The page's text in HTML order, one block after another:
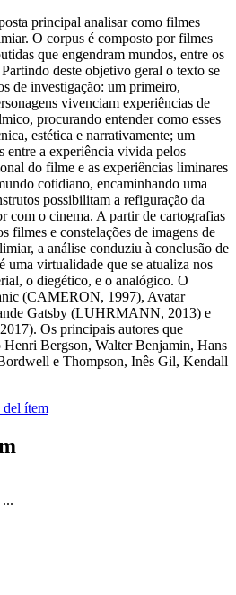
principal analisar como filmes
O corpus é composto por filmes
que engendram mundos, entre os
deste objetivo geral o texto se
de investigação: um primeiro,
vivenciam experiências de
procurando entender como esses
estética e narrativamente; um
entre a experiência vivida pelos
do filme e as experiências liminares
cotidiano, encaminhando uma
possibilitam a refiguração da
com o cinema. A partir de cartografias
filmes e constelações de imagens de
a análise conduziu à conclusão de
uma virtualidade que se atualiza nos
o diegético, e o analógico. O
(CAMERON, 1997), Avatar
Gatsby (LUHRMANN, 2013) e
Os principais autores que
Henri Bergson, Walter Benjamin, Hans
e Thompson, Inês Gil, Kendall
del ítem